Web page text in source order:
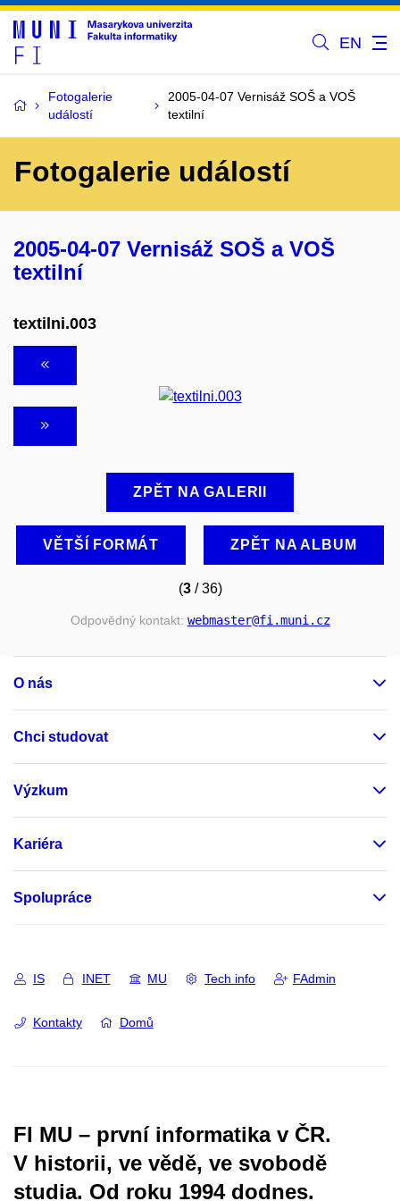
EN
Fotogalerie
událostí
2005-04-07 Vernisáž SOŠ a VOŠ
textilní
Fotogalerie událostí
2005-04-07 Vernisáž SOŠ a VOŠ
textilní
textilni.003
ZPĚT NA GALERII
VĚTŠÍ FORMÁT ZPĚT NA ALBUM
(3/ 36)
Odpovědný kontakt: webmaster@fi.muni.cz
O nás
Chci studovat
Výzkum
Kariéra
Spolupráce
IS INET MU Tech info FAdmin
Kontakty Domů
FI MU – první informatika v ČR.
V historii, ve vědě, ve svobodě
studia. Od roku 1994 dodnes.